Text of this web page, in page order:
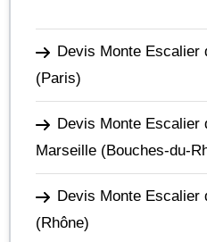
Devis Monte Escalier
(Paris)
Devis Monte Escalier
Marseille (Bouches-du-
Devis Monte Escalier
(Rhône)